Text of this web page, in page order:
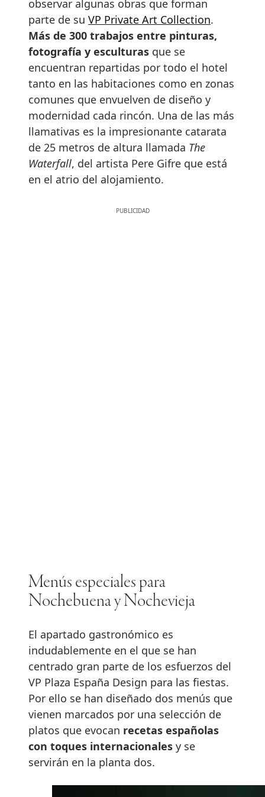
observar algunas obras que forman
parte de su VP Private Art Collection.
Más de 300 trabajos entre pinturas,
fotografía y esculturas que se
encuentran repartidas por todo el hotel
tanto en las habitaciones como en zonas
comunes que envuelven de diseño y
modernidad cada rincón. Una de las más
llamativas es la impresionante catarata
de 25 metros de altura llamada The
Waterfall, del artista Pere Gifre que está
en el atrio del alojamiento.
Menús especiales para
Nochebuena y Nochevieja
El apartado gastronómico es
indudablemente en el que se han
centrado gran parte de los esfuerzos del
VP Plaza España Design para las fiestas.
Por ello se han diseñado dos menús que
vienen marcados por una selección de
platos que evocan recetas españolas
con toques internacionales y se
servirán en la planta dos.